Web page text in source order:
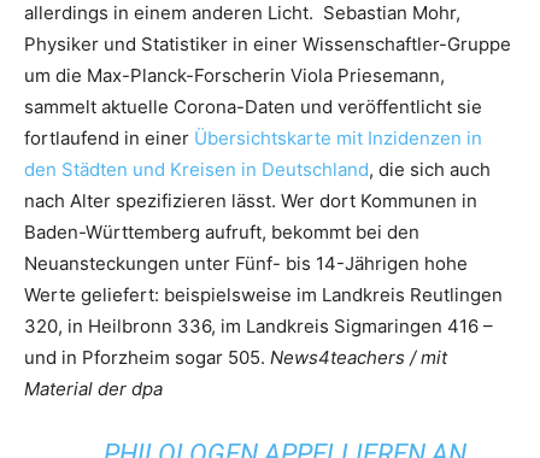
allerdings in einem anderen Licht. Sebastian Mohr,
Physiker und Statistiker in einer Wissenschaftler-Gruppe
um die Max-Planck-Forscherin Viola Priesemann,
sammelt aktuelle Corona-Daten und veröffentlicht sie
fortlaufend in einer Übersichtskarte mit Inzidenzen in
den Städten und Kreisen in Deutschland, die sich auch
nach Alter spezifizieren lässt. Wer dort Kommunen in
Baden-Württemberg aufruft, bekommt bei den
Neuansteckungen unter Fünf- bis 14-Jährigen hohe
Werte geliefert: beispielsweise im Landkreis Reutlingen
320, in Heilbronn 336, im Landkreis Sigmaringen 416 –
und in Pforzheim sogar 505. News4teachers / mit
Material der dpa